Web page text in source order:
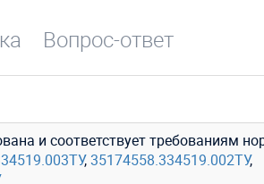
Вопрос-ответ
и соответствует требованиям
,35174558.334519.002ТУ,